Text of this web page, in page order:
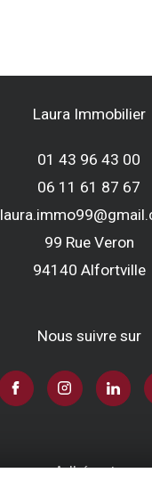
Laura Immobilier
01 43 96 43 00
06 11 61 87 67
99 Rue Veron
94140
alfortville
Nous suivre sur
Adhérents